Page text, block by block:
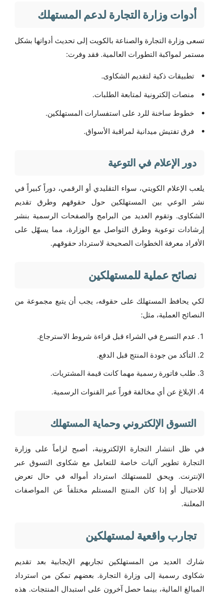
أدوات وزارة التجارة لدعم المستهلك
تسعى وزارة التجارة والصناعة بالكويت إلى تحديث أدواتها بشكل
مستمر لمواكبة التطورات العالمية. فقد وفرت:
تطبيقات ذكية لتقديم الشكاوى.
منصات إلكترونية لمتابعة الطلبات.
خطوط ساخنة للرد على استفسارات المستهلكين.
فرق تفتيش ميدانية لمراقبة الأسواق.
دور الإعلام في التوعية
يلعب الإعلام الكويتي، سواء التقليدي أو الرقمي، دوراً كبيراً في
نشر الوعي بين المستهلكين حول حقوقهم وطرق تقديم
الشكاوى. وتقوم العديد من البرامج والصفحات الرسمية بنشر
إرشادات توعوية وطرق التواصل مع الوزارة، مما يسهّل على
الأفراد معرفة الخطوات الصحيحة لاسترداد حقوقهم.
نصائح عملية للمستهلكين
لكي يحافظ المستهلك على حقوقه، يجب أن يتبع مجموعة من
النصائح العملية، مثل:
عدم التسرع في الشراء قبل قراءة شروط الاسترجاع.
التأكد من جودة المنتج قبل الدفع.
طلب فاتورة رسمية مهما كانت قيمة المشتريات.
الإبلاغ عن أي مخالفة فوراً عبر القنوات الرسمية.
التسوق الإلكتروني وحماية المستهلك
في ظل انتشار التجارة الإلكترونية، أصبح لزاماً على وزارة
التجارة تطوير آليات خاصة للتعامل مع شكاوى التسوق عبر
الإنترنت. ويحق للمستهلك استرداد أمواله في حال تعرض
للاحتيال أو إذا كان المنتج المستلم مختلفاً عن المواصفات
المعلنة.
تجارب واقعية لمستهلكين
شارك العديد من المستهلكين تجاربهم الإيجابية بعد تقديم
شكاوى رسمية إلى وزارة التجارة. بعضهم تمكن من استرداد
المبالغ المالية، بينما حصل آخرون على استبدال المنتجات. هذه